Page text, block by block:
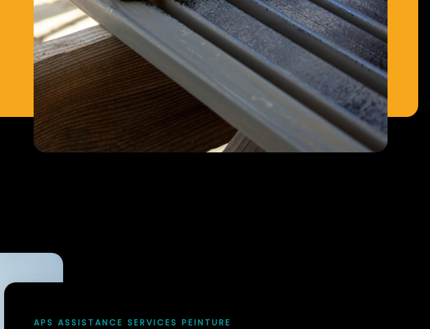
APS ASSISTANCE SERVICES PEINTURE